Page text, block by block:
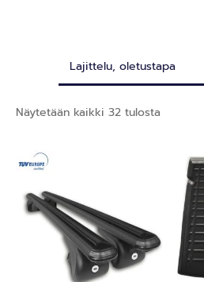
Näytetään kaikki 32 tulosta